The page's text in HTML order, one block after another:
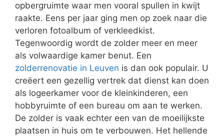
opbergruimte waar men vooral spullen in kwijt
raakte. Eens per jaar ging men op zoek naar die
verloren fotoalbum of verkleedkist.
Tegenwoordig wordt de zolder meer en meer
als volwaardige kamer benut. Een
zolderrenovatie in Leuven is dan ook populair. U
creëert een gezellig vertrek dat dienst kan doen
als logeerkamer voor de kleinkinderen, een
hobbyruimte of een bureau om aan te werken.
De zolder is vaak echter een van de moeilijkste
plaatsen in huis om te verbouwen. Het hellende